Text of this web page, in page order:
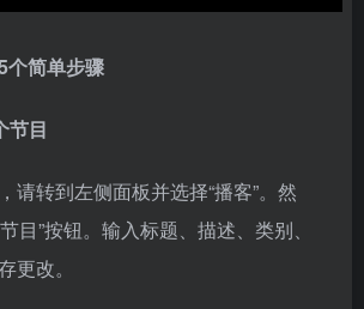
个简单步骤
节目
请转到左侧面板并选择“播客”。然
目”按钮。输入标题、描述、类别、
更改。